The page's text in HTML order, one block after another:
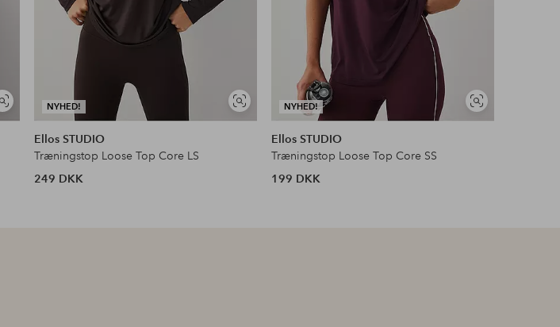
Se
lignende
NYHED!
Se
lignende
Ellos STUDIO
Træningstop Loose Top Core LS
249 DKK
NYHED!
Se
lignende
Ellos STUDIO
Træningstop Loose Top Core SS
199 DKK